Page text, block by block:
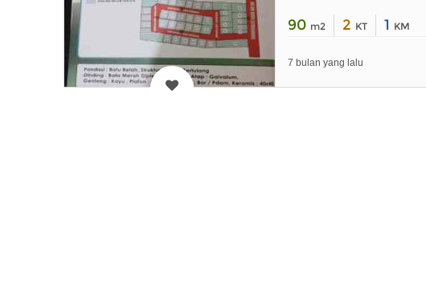
90 m2 2 KT 1 KM
7 bulan yang lalu